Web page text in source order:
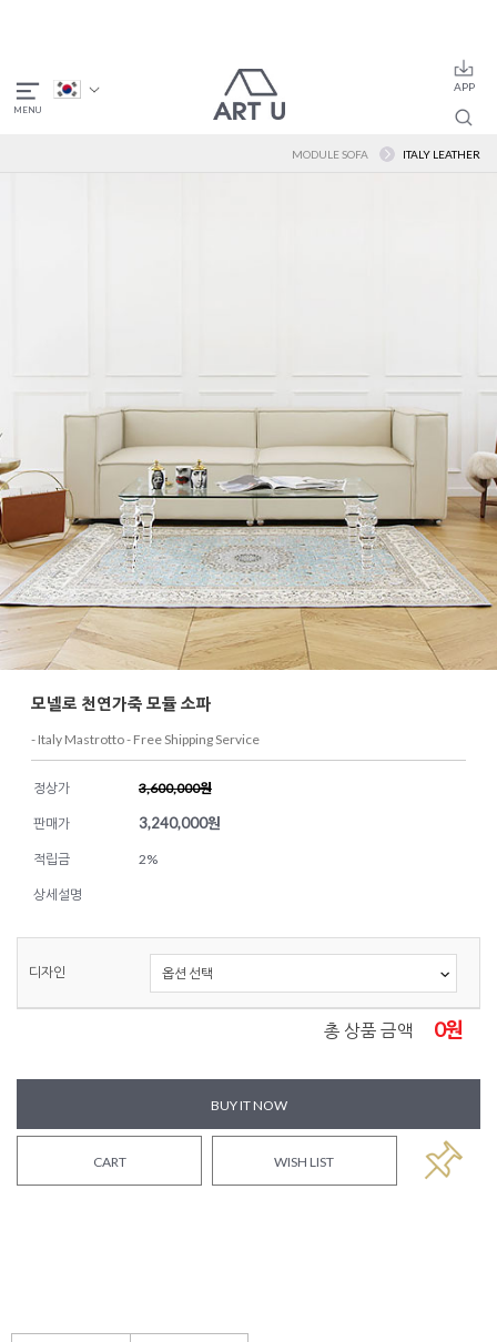
MODULE SOFA ITALY LEATHER
모넬로 천연가죽 모듈 소파
- Italy Mastrotto - Free Shipping Service
정상가 3,600,000원
판매가 3,240,000원
적립금 2%
상세설명
디자인
총 상품 금액 0원
BUY IT NOW
CART WISH LIST